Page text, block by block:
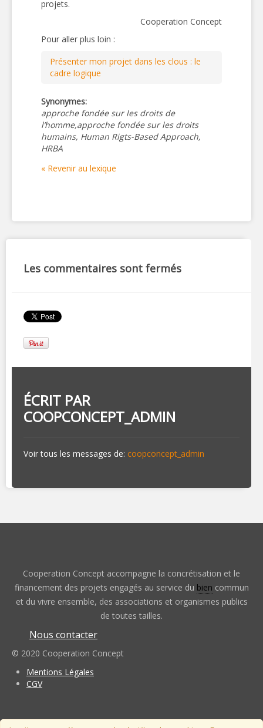
projets.
Cooperation Concept
Pour aller plus loin :
Présenter mon projet dans les clous : le
cadre logique
Synonymes:
approche fondée sur les droits de
l’homme,approche fondée sur les droits
humains, Human Rigts-Based Approach,
HRBA
« Revenir au lexique
Les commentaires sont fermés
ÉCRIT PAR
COOPCONCEPT_ADMIN
Voir tous les messages de: coopconcept_admin
Cooperation Concept accompagne la concrétisation et le
financement des projets engagés au service du bien commun
et du vivre ensemble, des associations et organismes publics
de toutes tailles.
Nous contacter
© 2020 Cooperation Concept
Mentions Légales
CGV